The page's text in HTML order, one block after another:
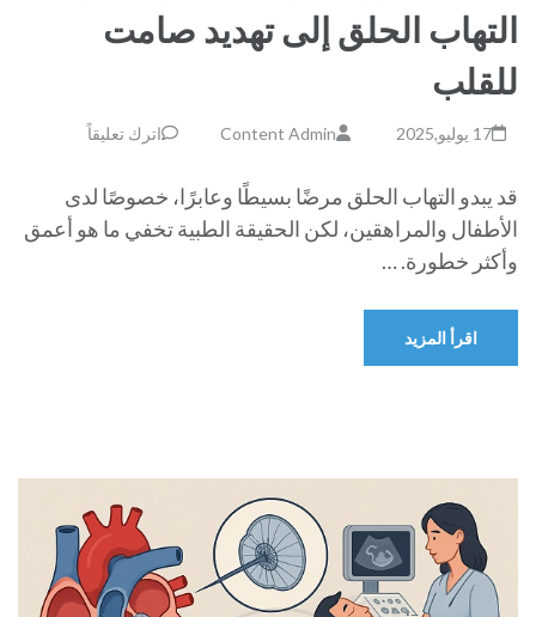
التهاب الحلق إلى تهديد صامت
للقلب
17 يوليو,2025 Content Admin اترك تعليقاً
قد يبدو التهاب الحلق مرضًا بسيطًا وعابرًا، خصوصًا لدى
الأطفال والمراهقين، لكن الحقيقة الطبية تخفي ما هو أعمق
وأكثر خطورة. …
اقرأ المزيد